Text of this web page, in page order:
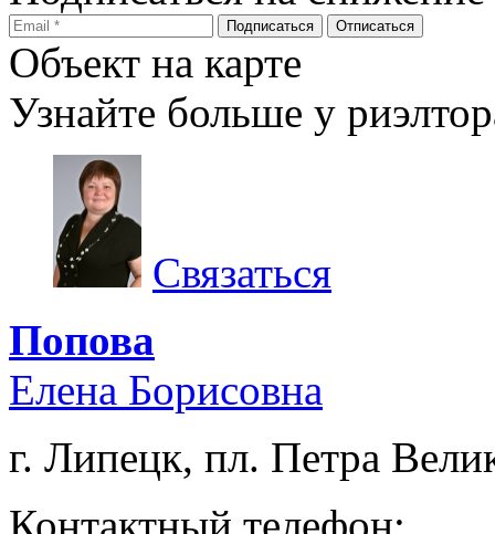
Объект на карте
Узнайте больше у
Связаться
Попова
Елена Борисовна
г. Липецк, пл. Петра
Контактный телефон: